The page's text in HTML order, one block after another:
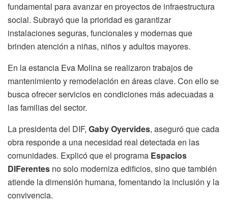
fundamental para avanzar en proyectos de infraestructura
social. Subrayó que la prioridad es garantizar
instalaciones seguras, funcionales y modernas que
brinden atención a niñas, niños y adultos mayores.
En la estancia Eva Molina se realizaron trabajos de
mantenimiento y remodelación en áreas clave. Con ello se
busca ofrecer servicios en condiciones más adecuadas a
las familias del sector.
La presidenta del DIF, Gaby Oyervides, aseguró que cada
obra responde a una necesidad real detectada en las
comunidades. Explicó que el programa Espacios
DIFerentes no solo moderniza edificios, sino que también
atiende la dimensión humana, fomentando la inclusión y la
convivencia.